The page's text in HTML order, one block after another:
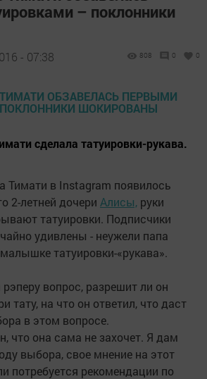
– поклонники
- 07:38 808 0 0
сделала татуировки-рукава.
Тимати в Instagram появилось
2-летней дочери Алисы, руки
татуировки. Подписчики
удивлены - неужели папа
татуировки-«рукава».
вопрос, разрешит ли он
тату, на что он ответил, что даст
в этом вопросе.
что она сама не захочет. Я дам
выбора, свое мнение на этот
потребуется рекомендации по